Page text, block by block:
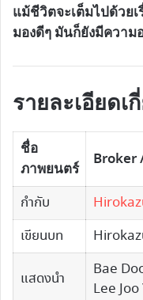
แม้ชีวิตจะเต็มไปด้วย
มองดีๆ มันก็ยังมีควา
รายละเอียดเ
ชื่อ
ภาพยนตร์
Broker
กำกับ
เขียนบท
แสดงนำ
Bae
Lee